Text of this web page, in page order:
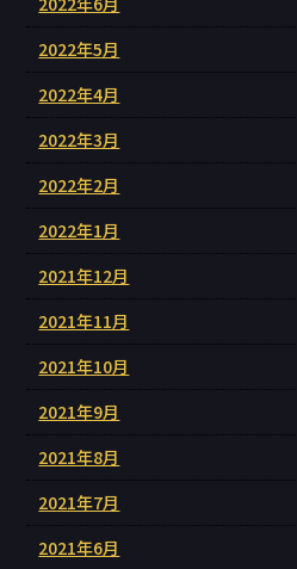
2022年5月
2022年4月
2022年3月
2022年2月
2022年1月
2021年12月
2021年11月
2021年10月
2021年9月
2021年8月
2021年7月
2021年6月